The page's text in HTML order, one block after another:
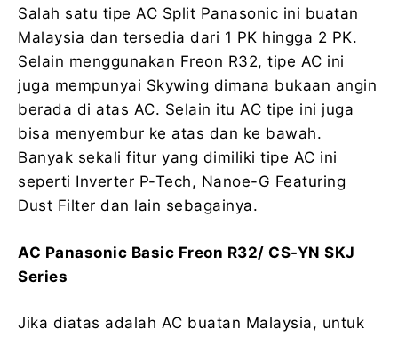
Salah satu tipe AC Split Panasonic ini buatan
Malaysia dan tersedia dari 1 PK hingga 2 PK.
Selain menggunakan Freon R32, tipe AC ini
juga mempunyai Skywing dimana bukaan angin
berada di atas AC. Selain itu AC tipe ini juga
bisa menyembur ke atas dan ke bawah.
Banyak sekali fitur yang dimiliki tipe AC ini
seperti Inverter P-Tech, Nanoe-G Featuring
Dust Filter dan lain sebagainya.
AC Panasonic Basic Freon R32/ CS-YN SKJ
Series
Jika diatas adalah AC buatan Malaysia, untuk